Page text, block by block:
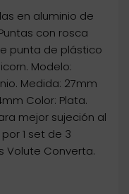
en aluminio de
con rosca
punta de plástico
Modelo:
Medida: 27mm
Color: Plata.
mejor sujeción al
1 set de 3
Volute Converta.